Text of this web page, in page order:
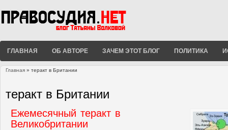
ГЛАВНАЯ ОБ АВТОРЕ ЗАЧЕМ ЭТОТ БЛОГ ПОЛИТИКА
Главная » теракт в Британии
теракт в Британии
Ежемесячный теракт в
Великобритании